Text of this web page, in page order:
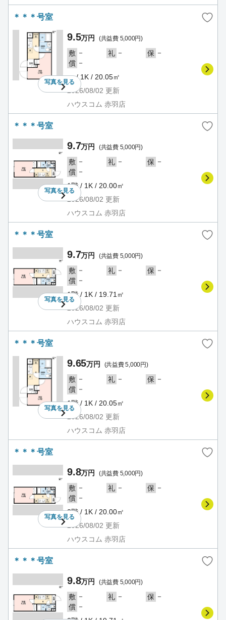
＊＊＊号室
写真を見る
9.5万円 (共益費 5,000円)
敷 － 礼 － 保 －
償 －
－ / 1K / 20.05㎡
2026/08/02 更新
ハウスコム 赤羽店
＊＊＊号室
写真を見る
9.7万円 (共益費 5,000円)
敷 － 礼 － 保 －
償 －
1階 / 1K / 20.00㎡
2026/08/02 更新
ハウスコム 赤羽店
＊＊＊号室
写真を見る
9.7万円 (共益費 5,000円)
敷 － 礼 － 保 －
償 －
1階 / 1K / 19.71㎡
2026/08/02 更新
ハウスコム 赤羽店
＊＊＊号室
写真を見る
9.65万円 (共益費 5,000円)
敷 － 礼 － 保 －
償 －
1階 / 1K / 20.05㎡
2026/08/02 更新
ハウスコム 赤羽店
＊＊＊号室
写真を見る
9.8万円 (共益費 5,000円)
敷 － 礼 － 保 －
償 －
2階 / 1K / 20.00㎡
2026/08/02 更新
ハウスコム 赤羽店
＊＊＊号室
9.8万円 (共益費 5,000円)
敷 － 礼 － 保 －
償 －